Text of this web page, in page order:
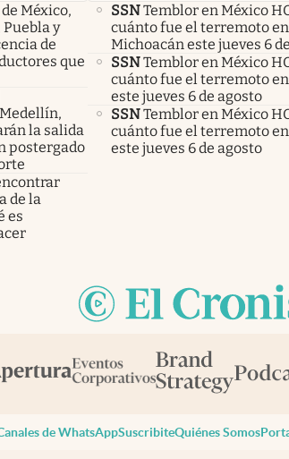
México,
y
de
que
la salida
postergado
de la
es
SSNTemblor en México
cuánto fue el terremoto en
Michoacán este jueves 6
SSNTemblor en México
cuánto fue el terremoto
este jueves 6 de agosto
SSNTemblor en México
cuánto fue el terremoto
este jueves 6 de agosto
de WhatsAppSuscribiteQuiénes Somos